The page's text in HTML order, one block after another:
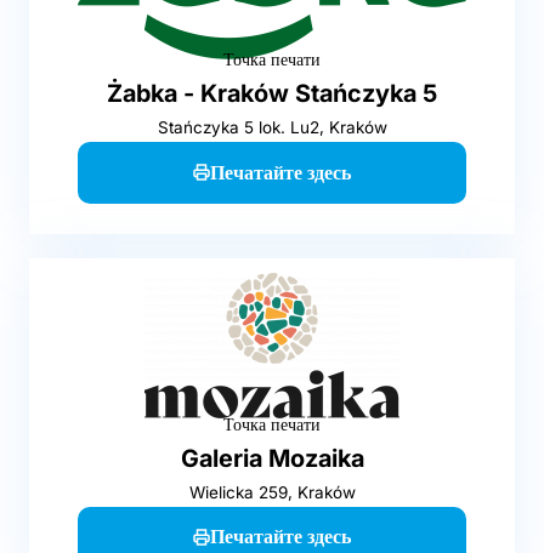
Точка печати
Żabka - Kraków Stańczyka 5
Stańczyka 5 lok. Lu2, Kraków
Печатайте здесь
Точка печати
Galeria Mozaika
Wielicka 259, Kraków
Печатайте здесь